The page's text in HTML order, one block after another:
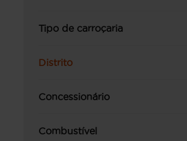
Tipo de carroçaria
Distrito
Concessionário
Combustível